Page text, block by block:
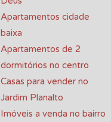
Apartamentos cidade
baixa
Apartamentos de 2
dormitórios no centro
Casas para vender no
Jardim Planalto
Imóveis a venda no bairro